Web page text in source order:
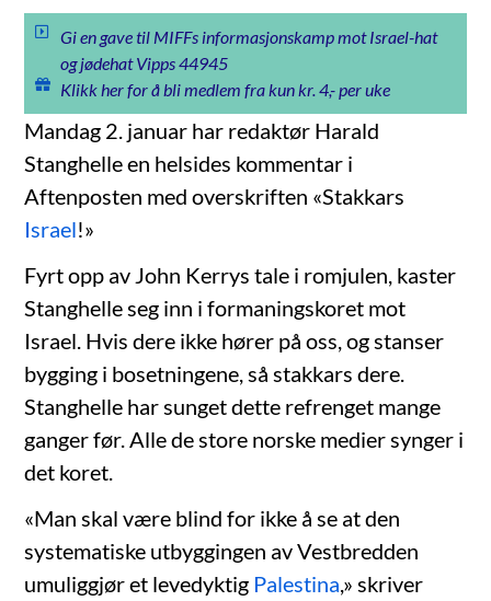
Gi en gave til MIFFs informasjonskamp mot Israel-hat
og jødehat Vipps 44945
Klikk her for å bli medlem fra kun kr. 4,- per uke
Mandag 2. januar har redaktør Harald
Stanghelle en helsides kommentar i
Aftenposten med overskriften «Stakkars
Israel!»
Fyrt opp av John Kerrys tale i romjulen, kaster
Stanghelle seg inn i formaningskoret mot
Israel. Hvis dere ikke hører på oss, og stanser
bygging i bosetningene, så stakkars dere.
Stanghelle har sunget dette refrenget mange
ganger før. Alle de store norske medier synger i
det koret.
«Man skal være blind for ikke å se at den
systematiske utbyggingen av Vestbredden
umuliggjør et levedyktig Palestina ,» skriver